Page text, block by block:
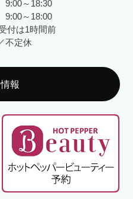
18:30
～18:00
付は1時間前
不定休
報